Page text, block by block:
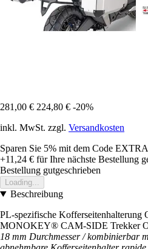
281,00 € 224,80 € -20%
inkl. MwSt. zzgl. Versandkosten
Sparen Sie 5% mit dem Code EXTRA
+11,24 € für Ihre nächste Bestellung
Bestellung gutgeschrieben
Loading...
Beschreibung
PL-spezifische
MONOKEY® CAM-SIDE Trekker
18 mm Durchmesser / kombinierbar